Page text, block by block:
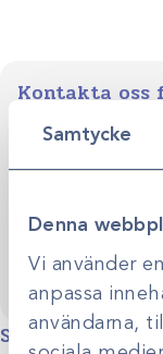
Samtycke
Denna
Vi använder
anpassa
användarna,
Specifikationer
Kontakta
utveckling. Genom
skapa smarta,